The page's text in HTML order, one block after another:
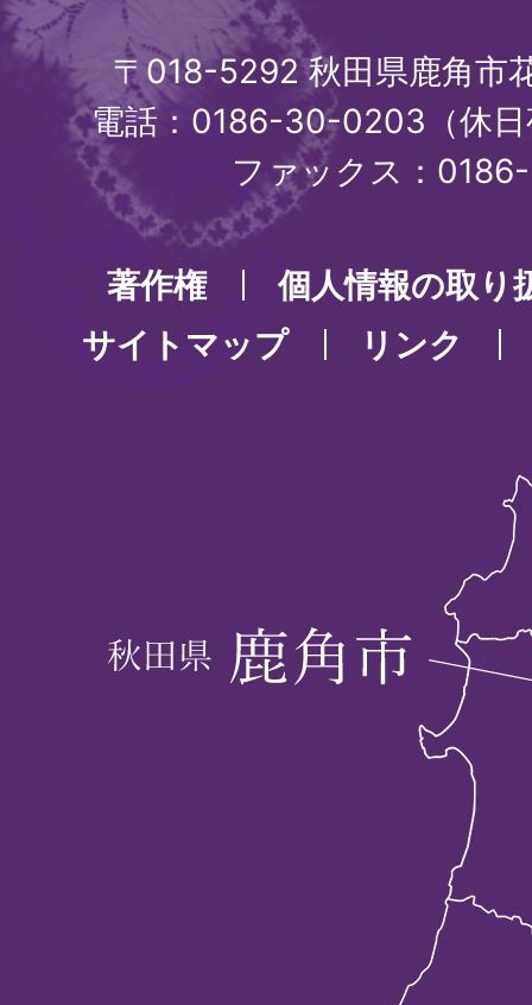
〒018-5292 秋田県鹿角市
電話：0186-30-0203（休
ファックス：
著作権
個人情報の取り
サイトマップ
リンク